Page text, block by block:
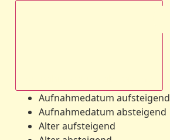
Aufnahmedatum aufsteigend
Aufnahmedatum absteigend
Alter aufsteigend